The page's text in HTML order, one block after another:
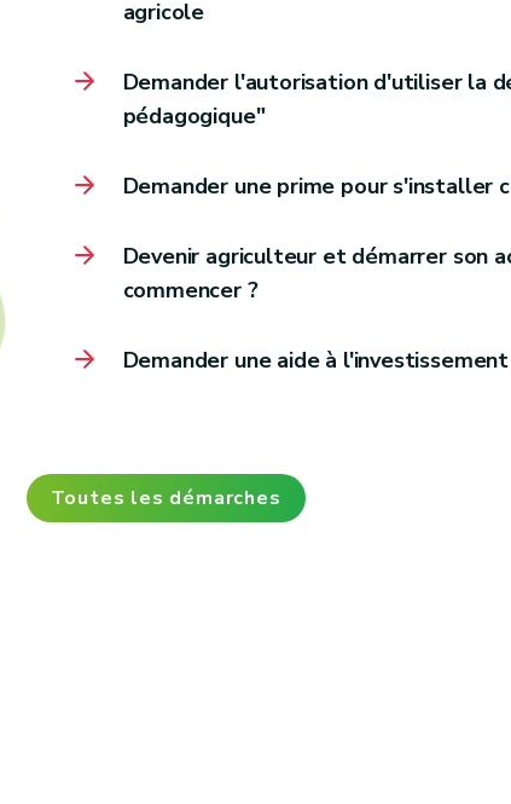
agricole
Demander l'autorisation d'utiliser la
pédagogique"
Demander une prime pour s'installer
Devenir agriculteur et démarrer son
commencer ?
Demander une aide à
Toutes les démarches